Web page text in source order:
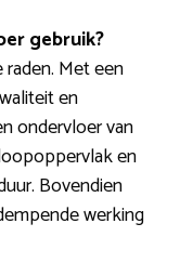
gebruik?
raden. Met een
en
ondervloer van
en
Bovendien
werking